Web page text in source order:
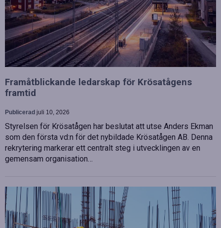
Framåtblickande ledarskap för Krösatågens
framtid
Publicerad juli 10, 2026
Styrelsen för Krösatågen har beslutat att utse Anders Ekman
som den första vd:n för det nybildade Krösatågen AB. Denna
rekrytering markerar ett centralt steg i utvecklingen av en
gemensam organisation…